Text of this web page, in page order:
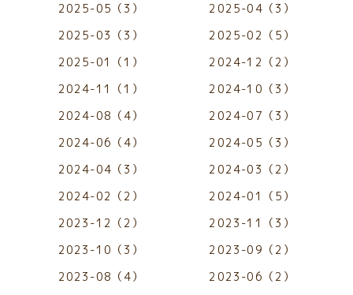
2025-05（3）
2025-04（3）
2025-03（3）
2025-02（5）
2025-01（1）
2024-12（2）
2024-11（1）
2024-10（3）
2024-08（4）
2024-07（3）
2024-06（4）
2024-05（3）
2024-04（3）
2024-03（2）
2024-02（2）
2024-01（5）
2023-12（2）
2023-11（3）
2023-10（3）
2023-09（2）
2023-08（4）
2023-06（2）